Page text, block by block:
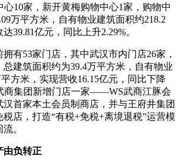
10家，新开黄梅购物中心1家，购物中
万平方米，自有物业建筑面积约218.2
39.81亿元，同比上升2.29%。
有53家门店，其中武汉市内门店26家，
建筑面积约为39.4万平方米，自有物业
方米，实现营收16.15亿元，同比下降
商集团新增门店一家——WS武商江豚会
汉首家本土会员制商店，并与王府井集团
店，打造“有税+免税+离境退税”运营模
。
由负转正